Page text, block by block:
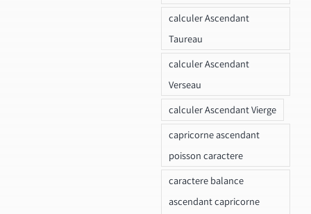
calculer Ascendant
Taureau
calculer Ascendant
Verseau
calculer Ascendant Vierge
capricorne ascendant
poisson caractere
caractere balance
ascendant capricorne